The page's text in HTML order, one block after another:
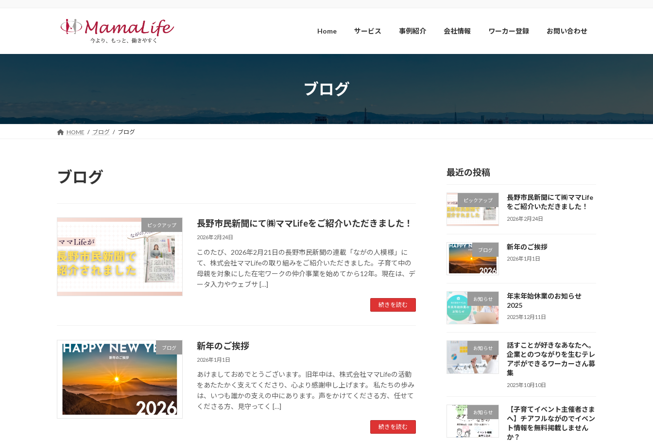
ツ
シ
Home サービス 事例紹介 会社情報 ワーカー登録 お問い合わせ
ブログ
HOME ブログ ブログ
ブログ
ピックアップ 長野市民新聞にて㈱ママLifeをご紹介いただきました！
2026年2月24日
このたび、2026年2月21日の長野市民新聞の連載「ながの人模様」に
て、株式会社ママLifeの取り組みをご紹介いただきました。子育て中の
母親を対象にした在宅ワークの仲介事業を始めてから12年。現在は、デ
ータ入力やウェブサ […]
続きを読む
ブログ 新年のご挨拶
2026年1月1日
あけましておめでとうございます。旧年中は、株式会社ママLifeの活動
をあたたかく支えてくださり、心より感謝申し上げます。 私たちの歩み
は、いつも誰かの支えの中にあります。声をかけてくださる方、任せて
くださる方、見守ってく […]
続きを読む
最近の投稿
ピックアップ
長野市民新聞にて㈱ママLife
をご紹介いただきました！
2026年2月24日
ブログ 新年のご挨拶
2026年1月1日
お知らせ
年末年始休業のお知らせ
2025
2025年12月11日
お知らせ
話すことが好きなあなたへ。
企業とのつながりを生むテレ
アポができるワーカーさん募
集
2025年10月10日
お知らせ
【子育てイベント主催者さま
へ】チアフルながのでイベン
ト情報を無料掲載しません
か？